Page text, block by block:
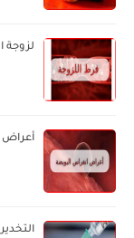
لزوجة
أعراض